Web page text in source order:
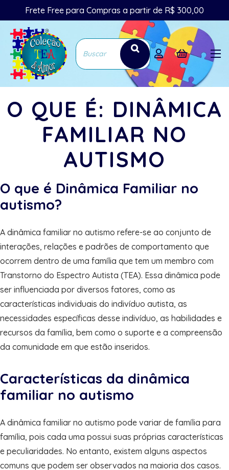
Frete Free para Compras a partir de R$ 300,00
O QUE É: DINÂMICA
FAMILIAR NO
AUTISMO
O que é Dinâmica Familiar no
autismo?
A dinâmica familiar no autismo refere-se ao conjunto de
interações, relações e padrões de comportamento que
ocorrem dentro de uma família que tem um membro com
Transtorno do Espectro Autista (TEA). Essa dinâmica pode
ser influenciada por diversos fatores, como as
características individuais do indivíduo autista, as
necessidades específicas desse indivíduo, as habilidades e
recursos da família, bem como o suporte e a compreensão
da comunidade em que estão inseridos.
Características da dinâmica
familiar no autismo
A dinâmica familiar no autismo pode variar de família para
família, pois cada uma possui suas próprias características
e peculiaridades. No entanto, existem alguns aspectos
comuns que podem ser observados na maioria dos casos.